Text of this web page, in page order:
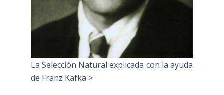
La Selección Natural explicada con la ayuda
de Franz Kafka >